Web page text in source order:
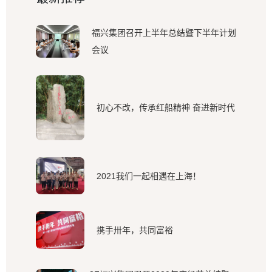
福兴集团召开上半年总结暨下半年计划
会议
初心不改，传承红船精神 奋进新时代
2021我们一起相遇在上海！
携手卅年，共同富裕